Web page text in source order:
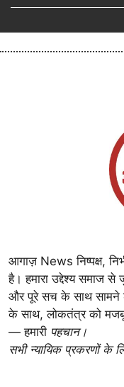
आगाज़ News निष्पक्ष,
है। हमारा उद्देश्य समाज से
और पूरे सच के साथ सामने
के साथ, लोकतंत्र को
— हमारी पहचान।
सभी न्यायिक प्रकरणों के